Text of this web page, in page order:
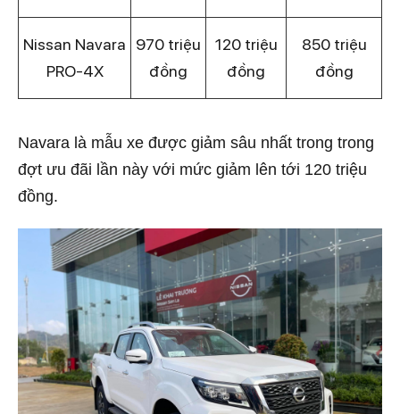
Nissan Navara
PRO-4X
970 triệu
đồng
120 triệu
đồng
850 triệu
đồng
Navara là mẫu xe được giảm sâu nhất trong trong
đợt ưu đãi lần này với mức giảm lên tới 120 triệu
đồng.